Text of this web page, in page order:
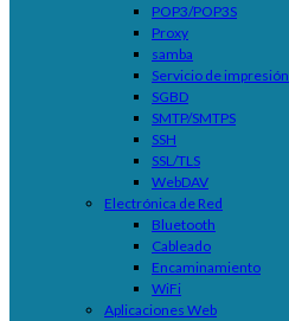
POP3/POP3S
Proxy
samba
Servicio de impresión
SGBD
SMTP/SMTPS
SSH
SSL/TLS
WebDAV
Electrónica de Red
Bluetooth
Cableado
Encaminamiento
WiFi
Aplicaciones Web